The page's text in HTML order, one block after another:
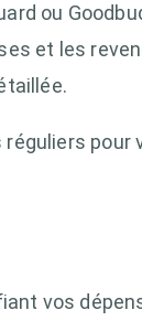
ou
et les
pour
vos